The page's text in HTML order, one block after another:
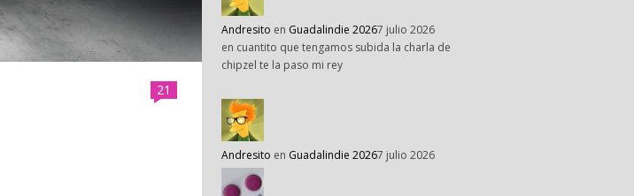
21
Andresito en Guadalindie 20267 julio 2026
en cuantito que tengamos subida la charla de
chipzel te la paso mi rey
Andresito en Guadalindie 20267 julio 2026